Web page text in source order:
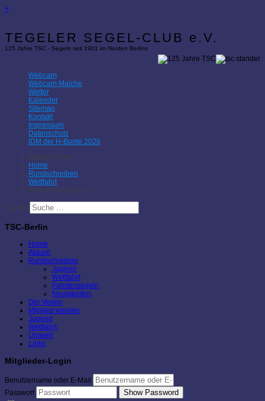
×
TEGELER SEGEL-CLUB e.V.
125 Jahre TSC - Segeln seit 1901 im Norden Berlins
Webcam
Webcam Malche
Wetter
Kalender
Sitemap
Kontakt
Impressum
Datenschutz
IDM der H-Boote 2026
Aktuelle Seite:
Home
Rundschreiben
Wettfahrt
49er in Australien - 2
Suchen
TSC-Berlin
Home
Aktuell
Rundschreiben
Jugend
Wettfahrt
Fahrtensegeln
Neuigkeiten
Der Verein
Mitglied werden
Jugend
Wettfahrt
Umwelt
Links
Mitglieder-Login
Benutzername oder E-Mail
Passwort
Show Password